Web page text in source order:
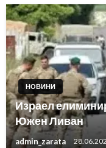
НОВИНИ
Израел
Южен Ливан
admin_zarata